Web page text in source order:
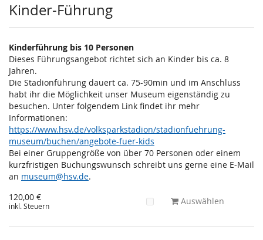
Kinder-Führung
Kinderführung bis 10 Personen
Dieses Führungsangebot richtet sich an Kinder bis ca. 8
Jahren.
Die Stadionführung dauert ca. 75-90min und im Anschluss
habt ihr die Möglichkeit unser Museum eigenständig zu
besuchen. Unter folgendem Link findet ihr mehr
Informationen:
https://www.hsv.de/volksparkstadion/stadionfuehrung-
museum/buchen/angebote-fuer-kids
Bei einer Gruppengröße von über 70 Personen oder einem
kurzfristigen Buchungswunsch schreibt uns gerne eine E-Mail
an museum@hsv.de.
120,00 €
inkl. Steuern Auswählen